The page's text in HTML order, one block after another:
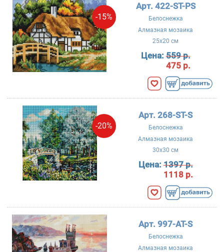
-15%
Арт. 422-ST-PS
Белоснежка
Алмазная мозаика
25x20 см
Цена:559 р.
475 р.
-20%
Арт. 268-ST-S
Белоснежка
Алмазная мозаика
30x30 см
Цена:1397 р.
1118 р.
Арт. 997-AT-S
Белоснежка
Алмазная мозаика